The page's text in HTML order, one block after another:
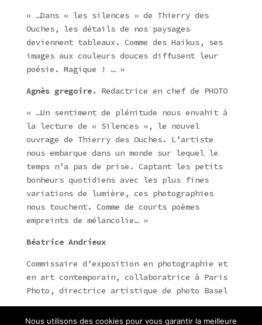
« …Dans « les silences » de Thierry des
Ouches, les détails de nos paysages
deviennent tableaux. Comme des Haikus, ses
images aux couleurs douces diffusent leur
poésie. Magique ! … »
Agnès gregoire. Redactrice en chef de PHOTO
« …Un sentiment de plénitude nous envahit à
la lecture de « Silences », le nouvel
ouvrage de Thierry des Ouches. L’artiste
nous embarque dans un monde sur lequel le
temps n’a pas de prise. Captant les petits
bonheurs quotidiens avec les plus fines
variations de lumière, ces photographies
nous touchent. Comme de courts poèmes
empreints de mélancolie… »
Béatrice Andrieux
Commissaire d’exposition en photographie et
en art contemporain, collaboratrice à Paris
Photo, directrice artistique de photo Basel
Nous utilisons des cookies pour vous garantir la meilleure